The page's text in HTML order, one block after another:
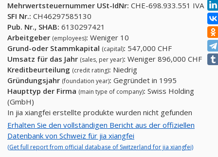
Mehrwertsteuernummer USt-IdNr: CHE-698.933.551 IVA
SFI Nr.: CH46297585130
Pub. Nr., SHAB: 6130297421
Arbeitgeber (employees): Weniger 10
Grund-oder Stammkapital (capital): 547,000 CHF
Umsatz für das Jahr (sales, per year): Weniger 896,000 CHF
Kreditbeurteilung (credit rating): Niedrig
Gründungsjahr (foundation year): Gegründet in 1995
Haupttyp der Firma (main type of company): Swiss Holding
(GmbH)
In jia xiangfei erstellte produkte wurden nicht gefunden
Erhalten Sie den vollständigen Bericht aus der offiziellen
Datenbank von Schweiz für jia xiangfei
(Get full report from official database of Switzerland for jia xiangfei)